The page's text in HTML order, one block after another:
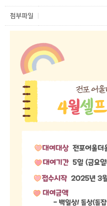
첨부파일